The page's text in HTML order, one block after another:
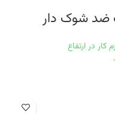
ضد شوک دار
کار در ارتفاع